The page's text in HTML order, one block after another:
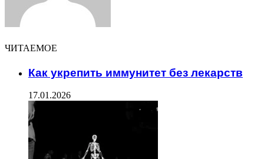
ЧИТАЕМОЕ
Как укрепить иммунитет без лекарств
17.01.2026